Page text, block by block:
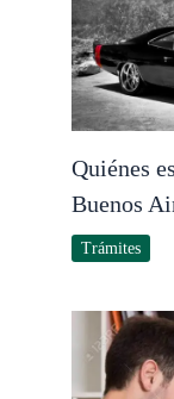
Quiénes
Buenos
Trámites